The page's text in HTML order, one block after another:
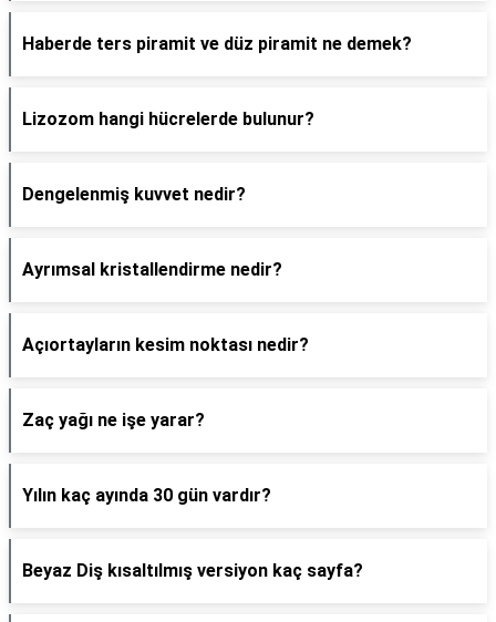
Haberde ters piramit ve düz piramit ne demek?
Lizozom hangi hücrelerde bulunur?
Dengelenmiş kuvvet nedir?
Ayrımsal kristallendirme nedir?
Açıortayların kesim noktası nedir?
Zaç yağı ne işe yarar?
Yılın kaç ayında 30 gün vardır?
Beyaz Diş kısaltılmış versiyon kaç sayfa?